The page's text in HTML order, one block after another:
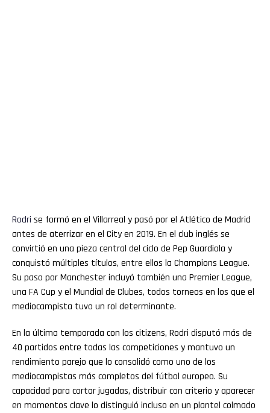
Rodri se formó en el Villarreal y pasó por el Atlético de Madrid
antes de aterrizar en el City en 2019. En el club inglés se
convirtió en una pieza central del ciclo de Pep Guardiola y
conquistó múltiples títulos, entre ellos la Champions League.
Su paso por Manchester incluyó también una Premier League,
una FA Cup y el Mundial de Clubes, todos torneos en los que el
mediocampista tuvo un rol determinante.
En la última temporada con los citizens, Rodri disputó más de
40 partidos entre todas las competiciones y mantuvo un
rendimiento parejo que lo consolidó como uno de los
mediocampistas más completos del fútbol europeo. Su
capacidad para cortar jugadas, distribuir con criterio y aparecer
en momentos clave lo distinguió incluso en un plantel colmado